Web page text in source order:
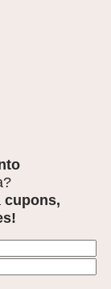
cupons,